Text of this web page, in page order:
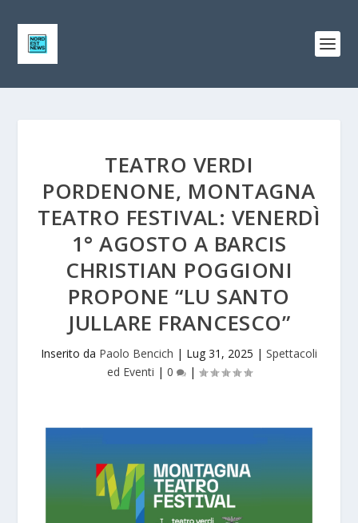
TEATRO VERDI
PORDENONE, MONTAGNA
TEATRO FESTIVAL: VENERDÌ
1° AGOSTO A BARCIS
CHRISTIAN POGGIONI
PROPONE “LU SANTO
JULLARE FRANCESCO”
Inserito da Paolo Bencich | Lug 31, 2025 | Spettacoli
ed Eventi | 0 |